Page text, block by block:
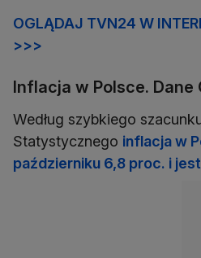
OGLĄDAJ TVN24 W
>>>
Inflacja w Polsce. Dane
Według szybkiego
Statystycznego inflacja w
październiku 6,8 proc. i